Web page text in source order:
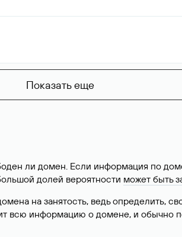
Показать еще
ли домен. Если информация по
долей вероятности может быть
на занятость, ведь определить,
всю информацию о домене, и обычно